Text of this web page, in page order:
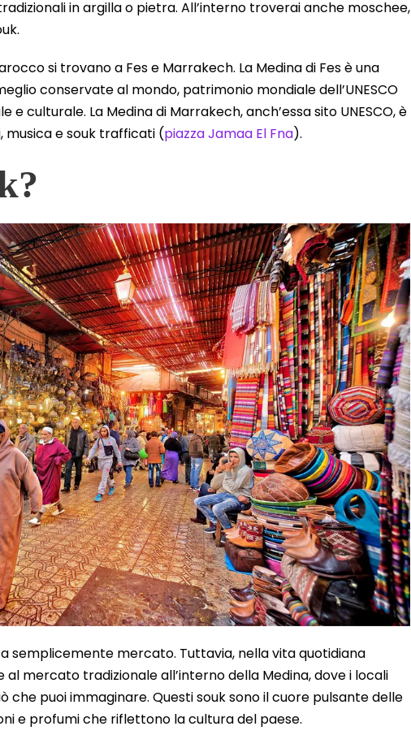
in argilla o pietra. All’interno troverai anche moschee,
si trovano a Fes e Marrakech. La Medina di Fes è una
conservate al mondo, patrimonio mondiale dell’UNESCO
culturale. La Medina di Marrakech, anch’essa sito UNESCO, è
musica e souk trafficati (piazza Jamaa El Fna).
semplicemente mercato. Tuttavia, nella vita quotidiana
mercato tradizionale all’interno della Medina, dove i locali
puoi immaginare. Questi souk sono il cuore pulsante delle
e profumi che riflettono la cultura del paese.